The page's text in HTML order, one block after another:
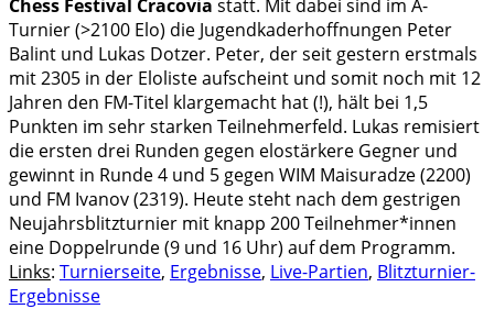
Chess Festival Cracovia statt. Mit dabei sind im A-
Turnier (>2100 Elo) die Jugendkaderhoffnungen Peter
Balint und Lukas Dotzer. Peter, der seit gestern erstmals
mit 2305 in der Eloliste aufscheint und somit noch mit 12
Jahren den FM-Titel klargemacht hat (!), hält bei 1,5
Punkten im sehr starken Teilnehmerfeld. Lukas remisiert
die ersten drei Runden gegen elostärkere Gegner und
gewinnt in Runde 4 und 5 gegen WIM Maisuradze (2200)
und FM Ivanov (2319). Heute steht nach dem gestrigen
Neujahrsblitzturnier mit knapp 200 Teilnehmer*innen
eine Doppelrunde (9 und 16 Uhr) auf dem Programm.
Links: Turnierseite, Ergebnisse, Live-Partien, Blitzturnier-
Ergebnisse